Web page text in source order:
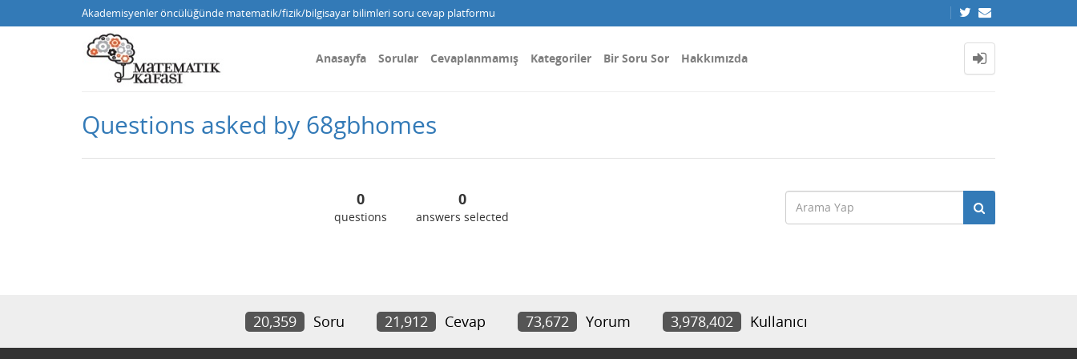
Akademisyenler öncülüğünde matematik/fizik/bilgisayar bilimleri soru cevap platformu
Anasayfa Sorular Cevaplanmamış Kategoriler Bir Soru Sor Hakkımızda
Questions asked by 68gbhomes
0
questions
0
answers selected
20,359 Soru 21,912 Cevap 73,672 Yorum 3,978,402 Kullanıcı